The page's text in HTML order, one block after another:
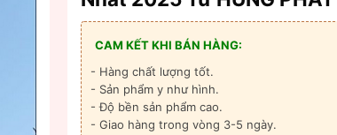
CAM KẾT KHI BÁN HÀNG:
- Hàng chất lượng tốt.
- Sản phẩm y như hình.
- Độ bền sản phẩm cao.
- Giao hàng trong vòng 3-5 ngày.